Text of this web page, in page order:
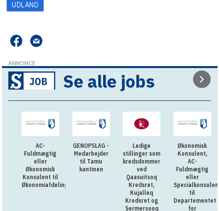
UDLAND
ANNONCE
Se alle jobs
AC-
Fuldmægtig
eller
Økonomisk
Konsulent til
Økonomiafdelingen
GENOPSLAG -
Medarbejder
til Tamu
kantinen
Ledige
stillinger som
kredsdommer
ved
Qaasuitsoq
Kredsret,
Kujalleq
Kredsret og
Sermersooq
Økonomisk
Konsulent,
AC-
Fuldmægtig
eller
til
Departementet
for